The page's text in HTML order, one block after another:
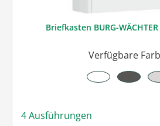
Briefkasten BURG-
Verfügbare
4 Ausführungen